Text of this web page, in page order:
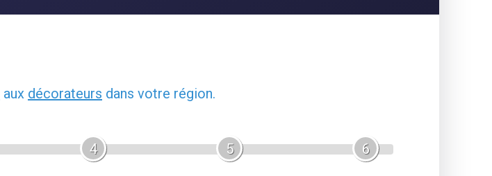
aux décorateurs dans votre région.
4 5 6